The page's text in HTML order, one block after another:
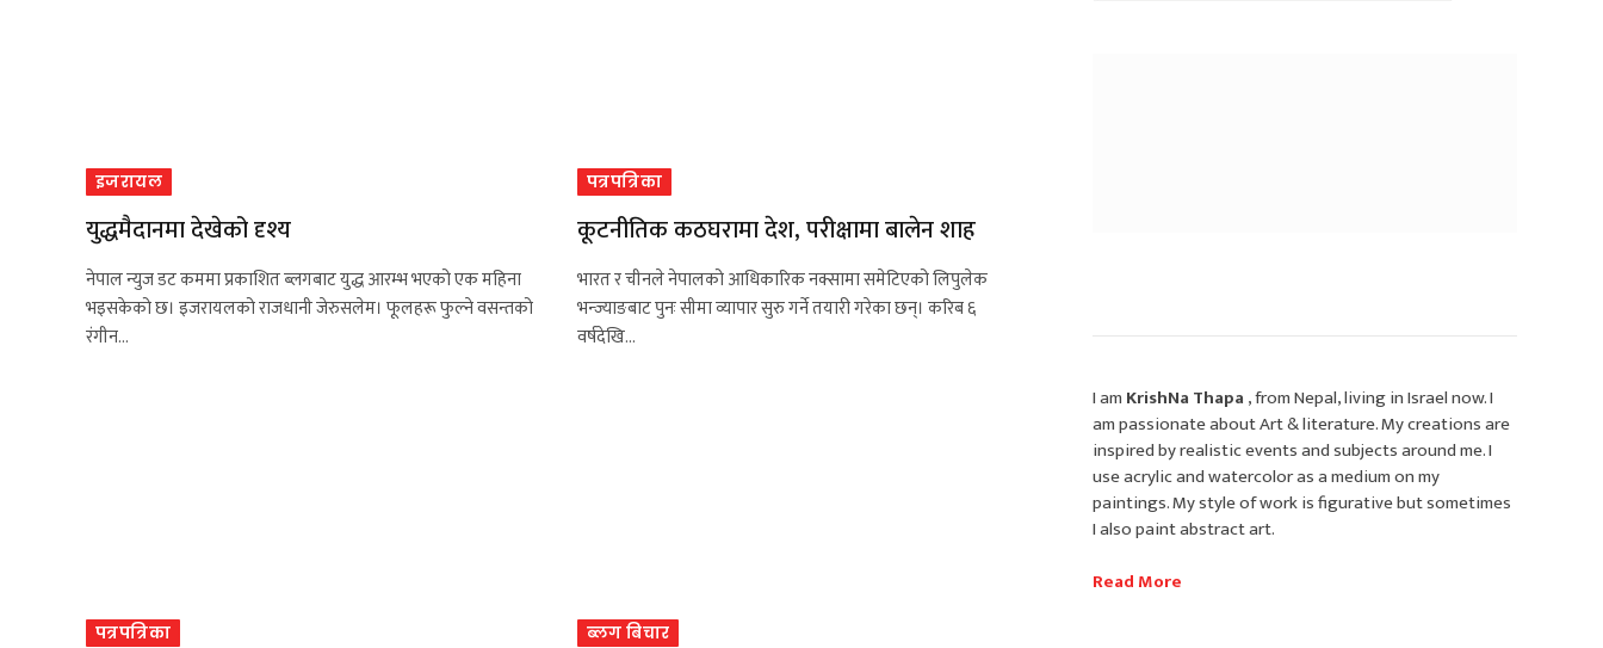
इजरायल
युद्धमैदानमा देखेको दृश्य
नेपाल न्युज डट कममा प्रकाशित ब्लगबाट युद्ध आरम्भ भएको एक महिना
भइसकेको छ। इजरायलको राजधानी जेरुसलेम। फूलहरू फुल्ने वसन्तको
रंगीन…
पत्रपत्रिका
कूटनीतिक कठघरामा देश, परीक्षामा बालेन शाह
भारत र चीनले नेपालको आधिकारिक नक्सामा समेटिएको लिपुलेक
भन्ज्याङबाट पुनः सीमा व्यापार सुरु गर्ने तयारी गरेका छन्। करिब ६
वर्षदेखि…
पत्रपत्रिका ब्लग बिचार
I am KrishNa Thapa , from Nepal, living in Israel now. I
am passionate about Art & literature. My creations are
inspired by realistic events and subjects around me. I
use acrylic and watercolor as a medium on my
paintings. My style of work is figurative but sometimes
I also paint abstract art.
Read More